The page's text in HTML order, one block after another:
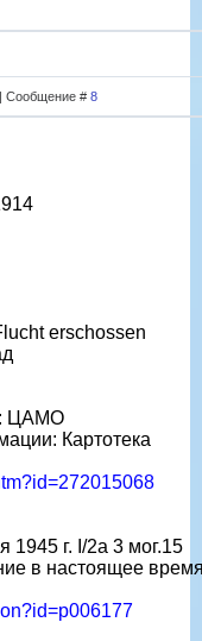
Сообщение # 8
erschossen
ЦАМО
Картотека
‎1945‎ г. I/2a 3 мог.15
в настоящее